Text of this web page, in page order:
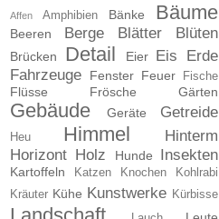
Affen Amphibien Bänke Bäume
Beeren Berge Blätter Blüten
Brücken Detail Eier Eis
Erde
Fahrzeuge
Fenster Feuer Fische
Flüsse Frösche Gärten
Gebäude Geräte Getreide
Heu Himmel
Hinterm
Horizont Holz Hunde Insekten
Kartoffeln Katzen Knochen
Kohlrabi
Kräuter Kühe Kunstwerke Kürbisse